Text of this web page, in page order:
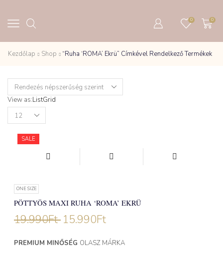
0 0
Kezdőlap Shop “ruha ‘ROMA’ Ekrü” Címkével Rendelkező Termékek
View as:ListGrid
Products
per
NEW
SALE
ONE SIZE
PÖTTYÖS MAXI RUHA ‘ROMA’ EKRÜ
19.990Ft 15.990Ft
PREMIUM MINŐSÉG OLASZ MÁRKA